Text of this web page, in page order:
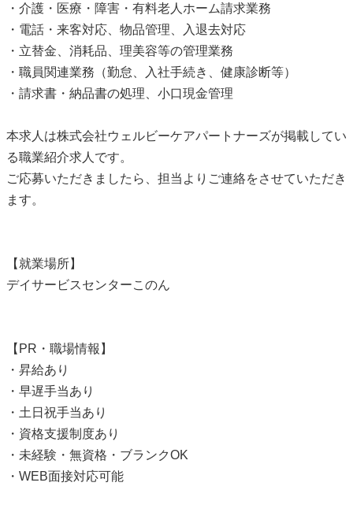
・介護・医療・障害・有料老人ホーム請求業務
・電話・来客対応、物品管理、入退去対応
・立替金、消耗品、理美容等の管理業務
・職員関連業務（勤怠、入社手続き、健康診断等）
・請求書・納品書の処理、小口現金管理
本求人は株式会社ウェルビーケアパートナーズが掲載してい
る職業紹介求人です。
ご応募いただきましたら、担当よりご連絡をさせていただき
ます。
【就業場所】
デイサービスセンターこのん
【PR・職場情報】
・昇給あり
・早遅手当あり
・土日祝手当あり
・資格支援制度あり
・未経験・無資格・ブランクOK
・WEB面接対応可能